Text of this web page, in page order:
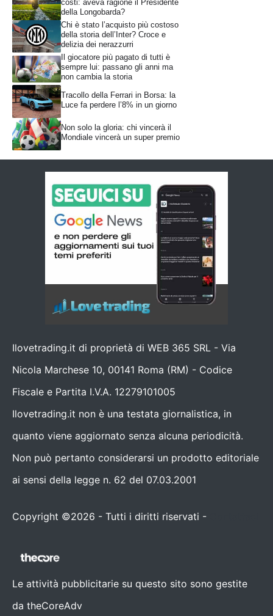
costi: aveva ragione il Presidente
della Longobarda?
Chi è stato l’acquisto più costoso
della storia dell’Inter? Croce e
delizia dei nerazzurri
Il giocatore più pagato di tutti è
sempre lui: passano gli anni ma
non cambia la storia
Tracollo della Ferrari in Borsa: la
Luce fa perdere l’8% in un giorno
Non solo la gloria: chi vincerà il
Mondiale vincerà un super premio
Ilovetrading.it di proprietà di WEB 365 SRL - Via
Nicola Marchese 10, 00141 Roma (RM) - Codice
Fiscale e Partita I.V.A. 12279101005
Ilovetrading.it non è una testata giornalistica, in
quanto viene aggiornato senza alcuna periodicità.
Non può pertanto considerarsi un prodotto editoriale
ai sensi della legge n. 62 del 07.03.2001
Copyright ©2026 - Tutti i diritti riservati -
Le attività pubblicitarie su questo sito sono gestite
da theCoreAdv